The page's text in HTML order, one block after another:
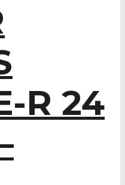
R 24